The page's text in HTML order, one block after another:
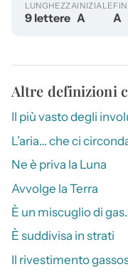
LUNGHEZZA
9 lettere
INIZIALE
A A
Altre definizioni
Il più vasto degli
L’aria… che ci
Ne è priva la Luna
Avvolge la Terra
È un miscuglio di
È suddivisa in strati
Il rivestimento